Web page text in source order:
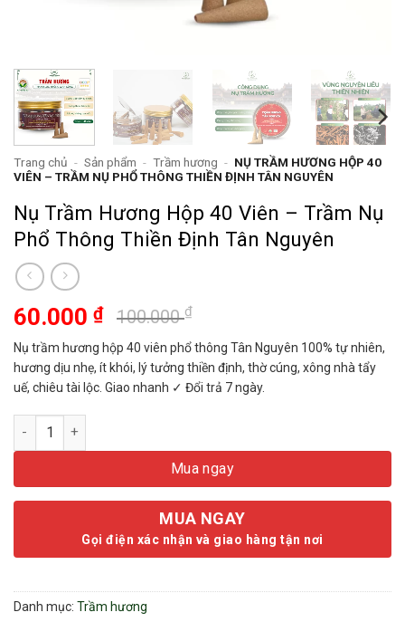
Trang chủ - Sản phẩm - Trầm hương - NỤ TRẦM HƯƠNG HỘP 40
VIÊN – TRẦM NỤ PHỔ THÔNG THIỀN ĐỊNH TÂN NGUYÊN
Nụ Trầm Hương Hộp 40 Viên – Trầm Nụ
Phổ Thông Thiền Định Tân Nguyên
100.000₫
gốc
là:
100.000 ₫.
60.000 ₫
hiện
tại
là:
60.000 ₫.
Nụ trầm hương hộp 40 viên phổ thông Tân Nguyên 100% tự nhiên,
hương dịu nhẹ, ít khói, lý tưởng thiền định, thờ cúng, xông nhà tẩy
uế, chiêu tài lộc. Giao nhanh ✓ Đổi trả 7 ngày.
Nụ Trầm Hương Hộp 40 Viên - Trầm Nụ Phổ Thông Thiền
Mua ngay
MUA NGAY
Gọi điện xác nhận và giao hàng tận nơi
Danh mục: Trầm hương